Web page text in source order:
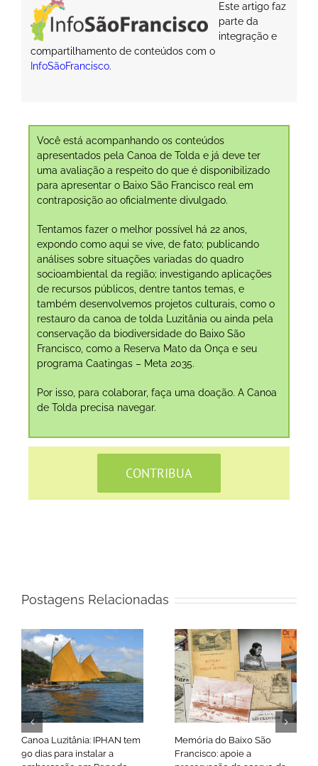
Este artigo faz
parte da
integração e
compartilhamento de conteúdos com o
InfoSãoFrancisco.
Você está acompanhando os conteúdos
apresentados pela Canoa de Tolda e já deve ter
uma avaliação a respeito do que é disponibilizado
para apresentar o Baixo São Francisco real em
contraposição ao oficialmente divulgado.
Tentamos fazer o melhor possível há 22 anos,
expondo como aqui se vive, de fato; publicando
análises sobre situações variadas do quadro
socioambiental da região; investigando aplicações
de recursos públicos, dentre tantos temas, e
também desenvolvemos projetos culturais, como o
restauro da canoa de tolda Luzitânia ou ainda pela
conservação da biodiversidade do Baixo São
Francisco, como a Reserva Mato da Onça e seu
programa Caatingas – Meta 2035.
Por isso, para colaborar, faça uma doação. A Canoa
de Tolda precisa navegar.
CONTRIBUA
Postagens Relacionadas
Canoa Luzitânia: IPHAN tem
90 dias para instalar a
Memória do Baixo São
Francisco: apoie a